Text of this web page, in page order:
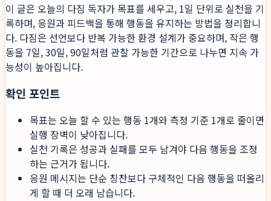
이 글은 오늘의 다짐 독자가 목표를 세우고, 1일 단위로 실천을 기
록하며, 응원과 피드백을 통해 행동을 유지하는 방법을 정리합니
다. 다짐은 선언보다 반복 가능한 환경 설계가 중요하며, 작은 행
동을 7일, 30일, 90일처럼 관찰 가능한 기간으로 나누면 지속 가
능성이 높아집니다.
확인 포인트
목표는 오늘 할 수 있는 행동 1개와 측정 기준 1개로 줄이면
실행 장벽이 낮아집니다.
실천 기록은 성공과 실패를 모두 남겨야 다음 행동을 조정
하는 근거가 됩니다.
응원 메시지는 단순 칭찬보다 구체적인 다음 행동을 떠올리
게 할 때 더 오래 남습니다.